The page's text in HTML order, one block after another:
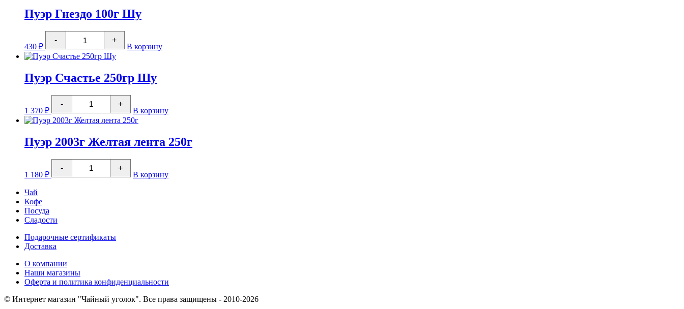
лента
250г
Пуэр Гнездо 100г Шу
430 ₽
-
Количество
товара
Пуэр
Гнездо
Шу
+
В корзину
Пуэр Счастье 250гр Шу
1 370 ₽
-
Количество
товара
Пуэр
Счастье
Шу
+
В корзину
Пуэр 2003г Желтая лента 250г
1 180 ₽
-
Количество
товара
Пуэр
+
В корзину
Чай
Кофе
Посуда
Сладости
Подарочные сертификаты
Доставка
О компании
Наши магазины
Оферта и политика конфиденциальности
© Интернет магазин "Чайный уголок". Все права защищены - 2010-2026